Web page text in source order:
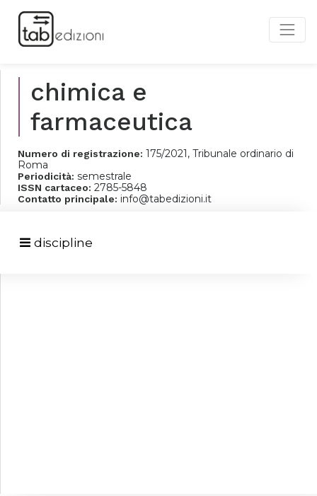
chimica e
farmaceutica
Numero di registrazione: 175/2021, Tribunale ordinario di
Roma
Periodicità: semestrale
ISSN cartaceo: 2785-5848
Contatto principale: info@tabedizioni.it
discipline